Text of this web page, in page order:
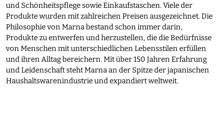
und Schönheitspflege sowie Einkaufstaschen. Viele der
Produkte wurden mit zahlreichen Preisen ausgezeichnet. Die
Philosophie von Marna bestand schon immer darin,
Produkte zu entwerfen und herzustellen, die die Bedürfnisse
von Menschen mit unterschiedlichen Lebensstilen erfüllen
und ihren Alltag bereichern. Mit über 150 Jahren Erfahrung
und Leidenschaft steht Marna an der Spitze der japanischen
Haushaltswarenindustrie und expandiert weltweit.